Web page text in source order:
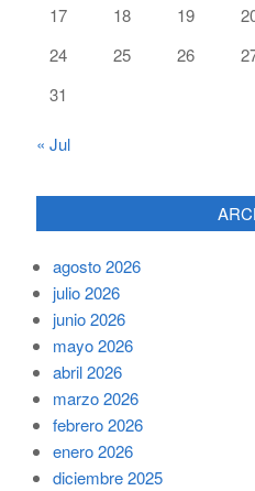
17
18 19
24
25 26
31
« Jul
agosto 2026
julio 2026
junio 2026
mayo 2026
abril 2026
marzo 2026
febrero 2026
enero 2026
diciembre 2025